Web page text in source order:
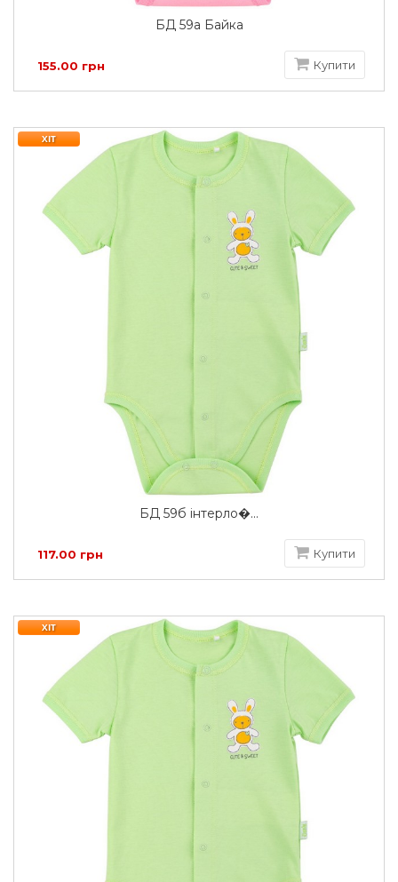
БД 59а Байка
155.00 грн Купити
БД 59б інтерло�...
ХІТ
117.00 грн Купити
ХІТ